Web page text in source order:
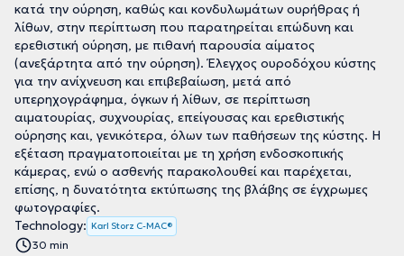
κατά την ούρηση, καθώς και κονδυλωμάτων ουρήθρας ή
λίθων, στην περίπτωση που παρατηρείται επώδυνη και
ερεθιστική ούρηση, με πιθανή παρουσία αίματος
(ανεξάρτητα από την ούρηση). Έλεγχος ουροδόχου κύστης
για την ανίχνευση και επιβεβαίωση, μετά από
υπερηχογράφημα, όγκων ή λίθων, σε περίπτωση
αιματουρίας, συχνουρίας, επείγουσας και ερεθιστικής
ούρησης και, γενικότερα, όλων των παθήσεων της κύστης. Η
εξέταση πραγματοποιείται με τη χρήση ενδοσκοπικής
κάμερας, ενώ ο ασθενής παρακολουθεί και παρέχεται,
επίσης, η δυνατότητα εκτύπωσης της βλάβης σε έγχρωμες
φωτογραφίες.
Technology: Karl Storz C-MAC®
30 min